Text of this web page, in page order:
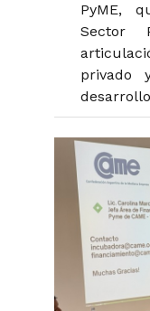
PyME,
Sector
privado